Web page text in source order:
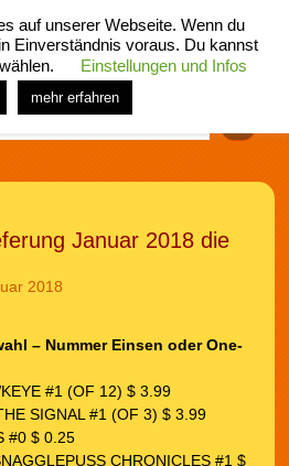
menü
spiel fotos shop
Januar 2018 die
2018
– Nummer Einsen oder One-
#1 (OF 12) $ 3.99
SIGNAL #1 (OF 3) $ 3.99
#0 $ 0.25
CHRONICLES #1 $
auf unserer Webseite. Wenn du
Einverständnis voraus. Du kannst
Einstellungen und Infos
mehr erfahren